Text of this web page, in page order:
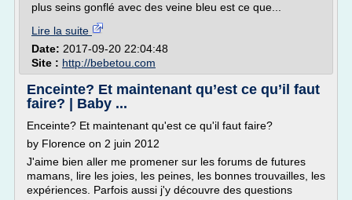
plus seins gonflé avec des veine bleu est ce que...
Lire la suite
Date: 2017-09-20 22:04:48
Site : http://bebetou.com
Enceinte? Et maintenant qu’est ce qu’il faut
faire? | Baby ...
Enceinte? Et maintenant qu'est ce qu'il faut faire?
by Florence on 2 juin 2012
J'aime bien aller me promener sur les forums de futures
mamans, lire les joies, les peines, les bonnes trouvailles, les
expériences. Parfois aussi j'y découvre des questions